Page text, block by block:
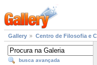
Gallery Centro de Filosofia e
busca avançada